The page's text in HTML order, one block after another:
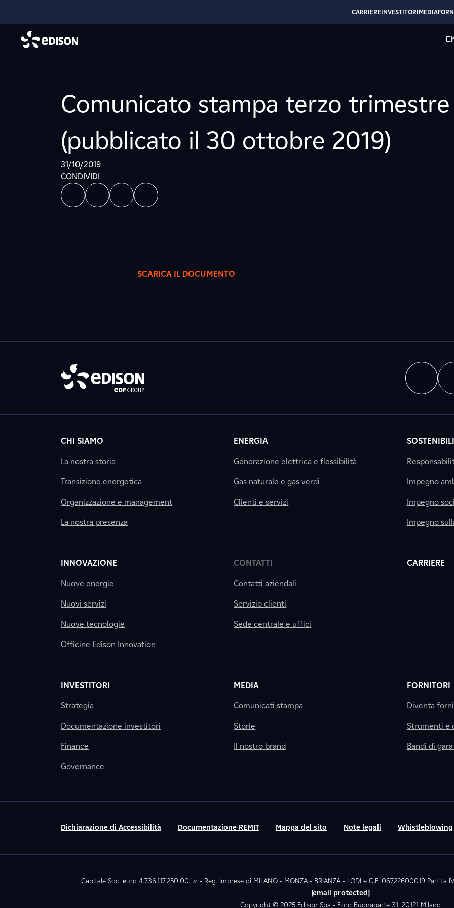
CARRIEREINVESTITORIMEDIA
Comunicato stampa terzo
(pubblicato il 30 ottobre 2019)
31/10/2019
CONDIVIDI
SCARICA IL DOCUMENTO
CHI SIAMO
La nostra storia
Transizione energetica
Organizzazione e management
La nostra presenza
ENERGIA
Generazione elettrica e flessibilità
Gas naturale e gas verdi
Clienti e servizi
Impegno
Impegno
Impegno
INNOVAZIONE
Nuove energie
Nuovi servizi
Nuove tecnologie
Officine Edison Innovation
CONTATTI
Contatti aziendali
Servizio clienti
Sede centrale e uffici
CARRIERE
INVESTITORI
Strategia
Documentazione investitori
Finance
Governance
MEDIA
Comunicati stampa
Storie
Il nostro brand
FORNITORI
Diventa
Strumenti e
Bandi di
Dichiarazione di Accessibilità Documentazione REMIT Mappa del sito Note legali Whistleblowing
Capitale Soc. euro 4.736.117.250,00 i.v. - Reg. Imprese di MILANO - MONZA - BRIANZA - LODI e C.F. 06722600019 Partita
[email protected]
Copyright © 2025 Edison Spa - Foro Buonaparte 31, 20121 Milano